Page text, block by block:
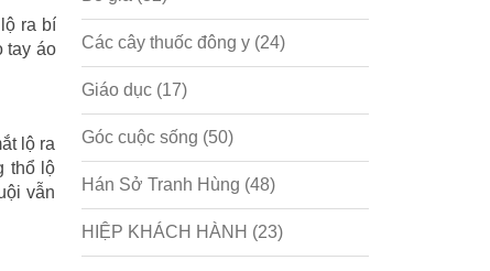
ra bí
tay áo
lộ ra
thổ lộ
vẫn
Các cây thuốc đông y(24)
Giáo dục(17)
Góc cuộc sống (50)
Hán Sở Tranh Hùng (48)
HIỆP KHÁCH HÀNH (23)